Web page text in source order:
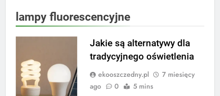
lampy fluorescencyjne
Jakie są alternatywy dla
tradycyjnego oświetlenia
ekooszczedny.pl
7 miesięcy
ago
0 5 mins